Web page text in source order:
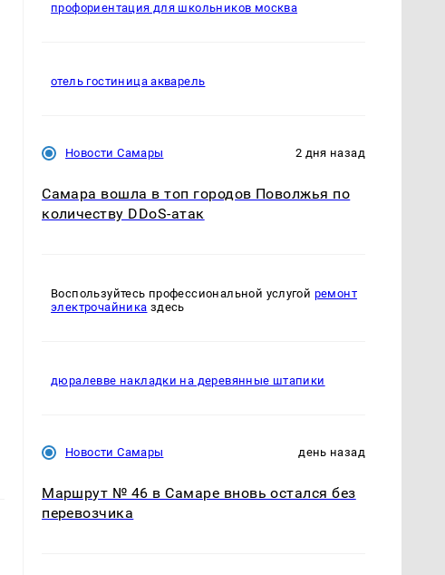
профориентация для школьников москва
отель гостиница акварель
Новости Самары 2 дня назад
Самара вошла в топ городов Поволжья по
количеству DDoS-атак
Воспользуйтесь профессиональной услугой ремонт
электрочайника здесь
дюралевве накладки на деревянные штапики
Новости Самары день назад
Маршрут № 46 в Самаре вновь остался без
перевозчика